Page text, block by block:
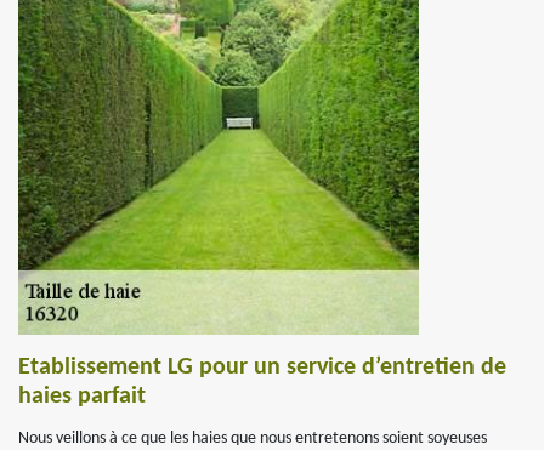
Etablissement LG pour un service d’entretien de
haies parfait
Nous veillons à ce que les haies que nous entretenons soient soyeuses